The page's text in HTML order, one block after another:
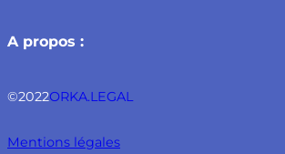
A propos :
©2022ORKA.LEGAL
Mentions légales